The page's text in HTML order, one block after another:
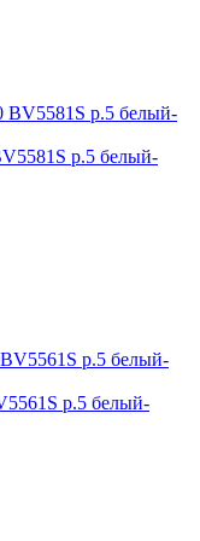
р.5 белый-
р.5 белый-